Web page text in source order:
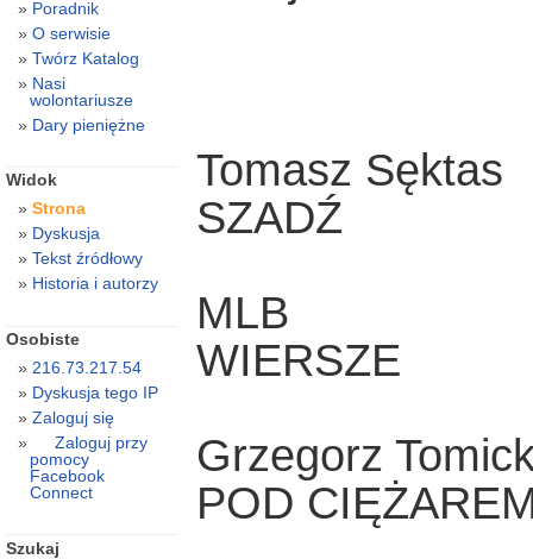
Tomasz Sęktas
SZADŹ
MLB
WIERSZE
Grzegorz
POD
Poradnik
O serwisie
Twórz Katalog
Nasi
wolontariusze
Dary pieniężne
Widok
Strona
Dyskusja
Tekst źródłowy
Historia i autorzy
Osobiste
216.73.217.54
Dyskusja tego IP
Zaloguj się
Zaloguj przy
pomocy
Facebook
Connect
Szukaj